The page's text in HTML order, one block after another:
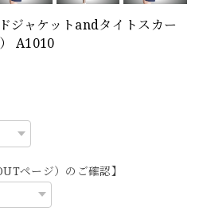
ジャケットandタイトスカー
A1010
ページ）のご確認】